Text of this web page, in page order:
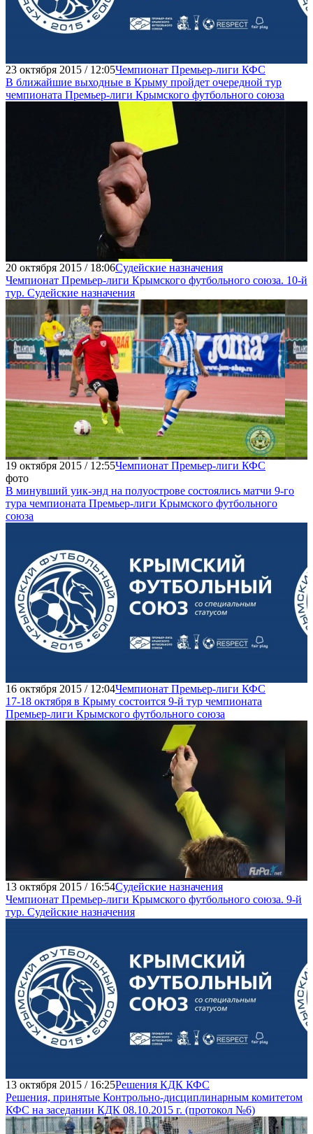
23 октября 2015 / 12:05Чемпионат Премьер-лиги КФС
В ближайшие выходные в Крыму пройдет очередной тур
чемпионата Премьер-лиги Крымского футбольного союза
20 октября 2015 / 18:06Судейские назначения
Чемпионат Премьер-лиги Крымского футбольного союза. 10-й
тур. Судейские назначения
19 октября 2015 / 12:55Чемпионат Премьер-лиги КФС
фото
В минувший уик-энд на полуострове состоялись матчи 9-го
тура чемпионата Премьер-лиги Крымского футбольного
союза
16 октября 2015 / 12:04Чемпионат Премьер-лиги КФС
17-18 октября в Крыму состоится 9-й тур чемпионата
Премьер-лиги Крымского футбольного союза
13 октября 2015 / 16:54Судейские назначения
Чемпионат Премьер-лиги Крымского футбольного союза. 9-й
тур. Судейские назначения
13 октября 2015 / 16:25Решения КДК КФС
Решения, принятые Контрольно-дисциплинарным комитетом
КФС на заседании КДК 08.10.2015 г. (протокол №6)